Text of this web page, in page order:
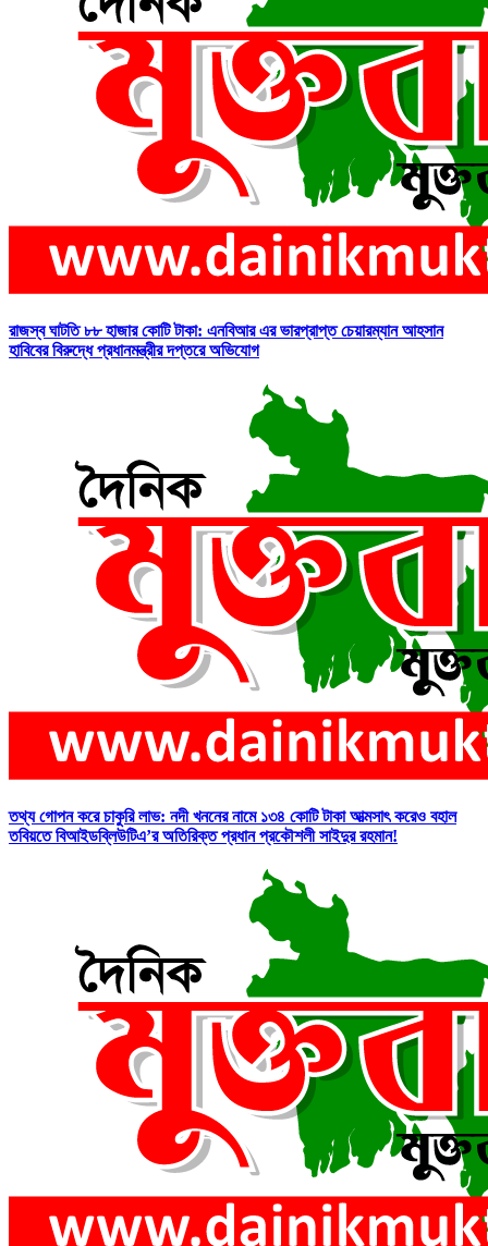
রাজস্ব ঘাটতি ৮৮ হাজার কোটি টাকা: এনবিআর এর ভারপ্রাপ্ত চেয়ারম্যান আহসান
হাবিবের বিরুদ্ধে প্রধানমন্ত্রীর দপ্তরে অভিযোগ
তথ্য গোপন করে চাকুরি লাভ: নদী খননের নামে ১৩৪ কোটি টাকা আত্মসাৎ করেও বহাল
তবিয়তে বিআইডব্লিউটিএ’র অতিরিক্ত প্রধান প্রকৌশলী সাইদুর রহমান!